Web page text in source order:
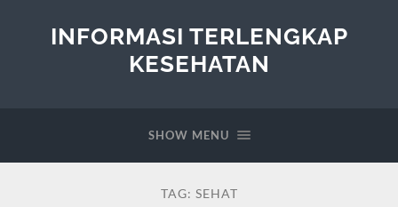
INFORMASI TERLENGKAP
KESEHATAN
SHOW MENU
TAG: SEHAT